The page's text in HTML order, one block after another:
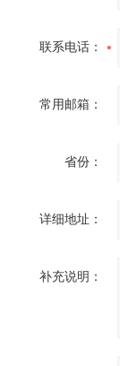
联系电话：
常用邮箱：
省份：
详细地址：
补充说明：